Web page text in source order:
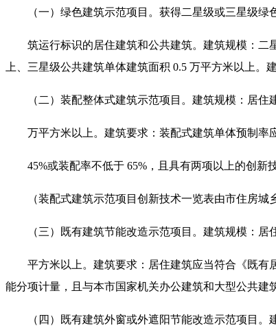
（一）绿色建筑示范项目。获得二星级或三星级绿
筑运行标识的居住建筑和公共建筑。建筑规模：二
上、三星级公共建筑单体建筑面积 0.5 万平方米以上
（二）装配整体式建筑示范项目。建筑规模：居
万平方米以上。建筑要求：装配式建筑单体预制率
45%或装配率不低于 65%，且具有两项以上的创新
（装配式建筑示范项目创新技术一览表由市住房
（三）既有建筑节能改造示范项目。建筑规模：
平方米以上。建筑要求：居住建筑应当符合《既有
能分项计量，且与本市国家机关办公建筑和大型公共建
（四）既有建筑外窗或外遮阳节能改造示范项目